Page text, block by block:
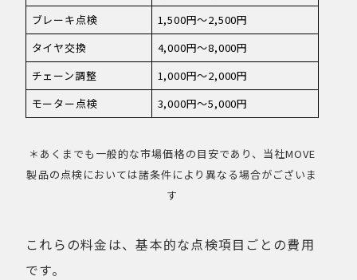
ブレーキ点検
1,500円〜2,500円
タイヤ交換
4,000円〜8,000円
チェーン調整
1,000円〜2,000円
モーター点検
3,000円〜5,000円
＊あくまでも一般的な市場価格の目安であり、当社MOVE
製品の点検においては諸条件により異なる場合がございま
す
これらの料金は、基本的な点検項目ごとの費用
です。